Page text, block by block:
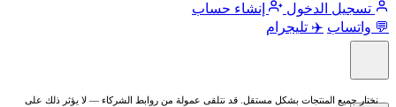
تسجيل الدخول
إنشاء حساب
💬 واتساب ✈️ تليجرام
نختار جميع المنتجات بشكل مستقل. قد نتلقى عمولة من روابط الشركاء — لا يؤثر ذلك على